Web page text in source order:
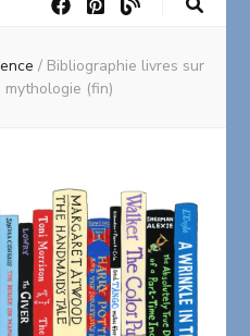
/ Bibliographie livres sur
(fin)